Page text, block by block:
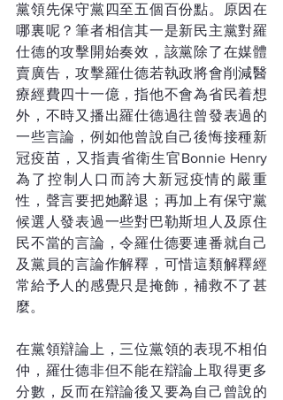
黨領先保守黨四至五個百份點。原因在
哪裏呢？筆者相信其一是新民主黨對羅
仕德的攻擊開始奏效，該黨除了在媒體
賣廣告，攻擊羅仕德若執政將會削減醫
療經費四十一億，指他不會為省民着想
外，不時又播出羅仕德過往曾發表過的
一些言論，例如他曾說自己後悔接種新
冠疫苗，又指責省衛生官Bonnie Henry
為了控制人口而誇大新冠疫情的嚴重
性，聲言要把她辭退；再加上有保守黨
候選人發表過一些對巴勒斯坦人及原住
民不當的言論，令羅仕德要連番就自己
及黨員的言論作解釋，可惜這類解釋經
常給予人的感覺只是掩飾，補救不了甚
麼。
在黨領辯論上，三位黨領的表現不相伯
仲，羅仕德非但不能在辯論上取得更多
分數，反而在辯論後又要為自己曾說的